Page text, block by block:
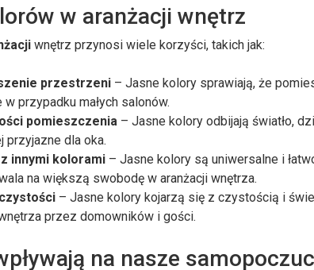
w aranżacji wnętrz
wnętrz przynosi wiele korzyści, takich jak:
przestrzeni – Jasne kolory sprawiają, że
przypadku małych salonów.
pomieszczenia – Jasne kolory odbijają światło,
przyjazne dla oka.
innymi kolorami – Jasne kolory są uniwersalne i
na większą swobodę w aranżacji wnętrza.
– Jasne kolory kojarzą się z czystością i
przez domowników i gości.
na nasze